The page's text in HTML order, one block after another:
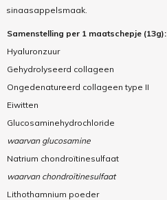
sinaasappelsmaak.
Samenstelling per 1 maatschepje (13g):
Hyaluronzuur
Gehydrolyseerd collageen
Ongedenatureerd collageen type II
Eiwitten
Glucosaminehydrochloride
waarvan glucosamine
Natrium chondroïtinesulfaat
waarvan chondroïtinesulfaat
Lithothamnium poeder